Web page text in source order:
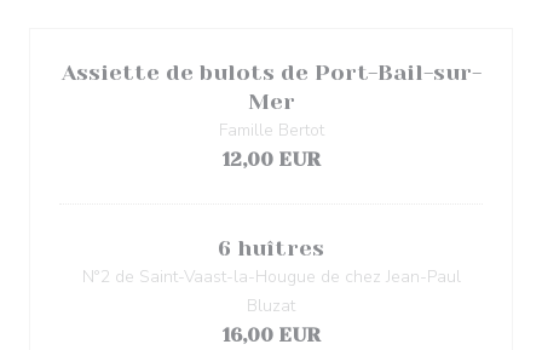
Assiette de bulots de Port-Bail-sur-
Mer
Famille Bertot
12,00 EUR
6 huîtres
N°2 de Saint-Vaast-la-Hougue de chez Jean-Paul
Bluzat
16,00 EUR